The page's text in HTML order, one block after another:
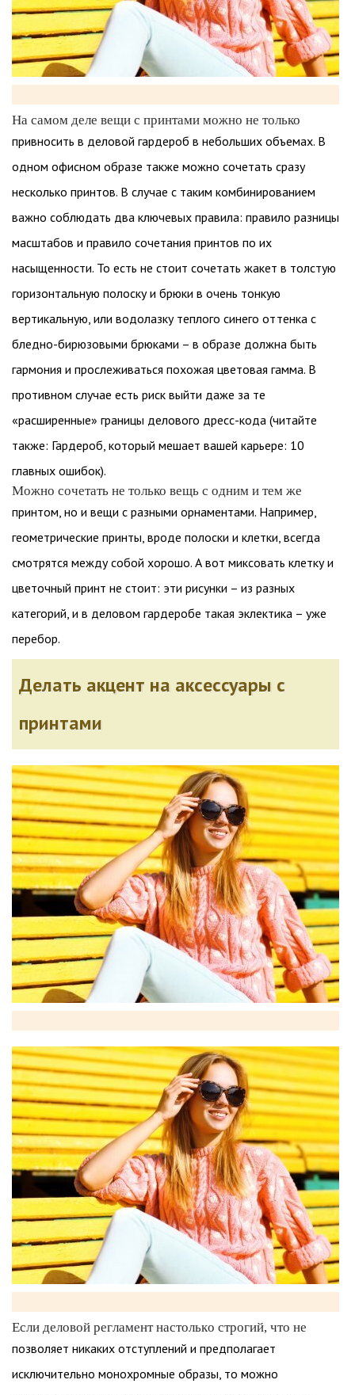
На самом деле вещи с принтами можно не только
привносить в деловой гардероб в небольших объемах. В
одном офисном образе также можно сочетать сразу
несколько принтов. В случае с таким комбинированием
важно соблюдать два ключевых правила: правило разницы
масштабов и правило сочетания принтов по их
насыщенности. То есть не стоит сочетать жакет в толстую
горизонтальную полоску и брюки в очень тонкую
вертикальную, или водолазку теплого синего оттенка с
бледно-бирюзовыми брюками – в образе должна быть
гармония и прослеживаться похожая цветовая гамма. В
противном случае есть риск выйти даже за те
«расширенные» границы делового дресс-кода (читайте
также: Гардероб, который мешает вашей карьере: 10
главных ошибок).
Можно сочетать не только вещь с одним и тем же
принтом, но и вещи с разными орнаментами. Например,
геометрические принты, вроде полоски и клетки, всегда
смотрятся между собой хорошо. А вот миксовать клетку и
цветочный принт не стоит: эти рисунки – из разных
категорий, и в деловом гардеробе такая эклектика – уже
перебор.
Делать акцент на аксессуары с
принтами
Если деловой регламент настолько строгий, что не
позволяет никаких отступлений и предполагает
исключительно монохромные образы, то можно